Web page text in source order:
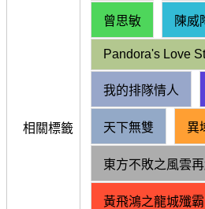
相關標籤
曾思敏 陳威
Pandora's Love
我的排隊情人
天下無雙 異
東方不敗之風雲
黃飛鴻之龍城殲霸